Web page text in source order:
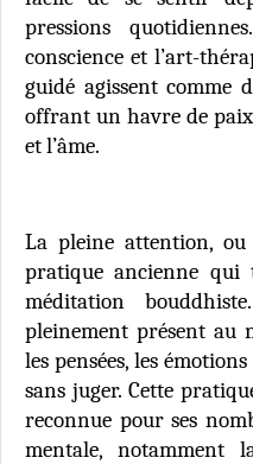
pressions
conscience et l’art-
guidé agissent comme
offrant un havre de
et l’âme.
La pleine attention, ou
pratique ancienne qui
méditation
pleinement présent au
les pensées, les
sans juger. Cette
reconnue pour ses
mentale, notamment